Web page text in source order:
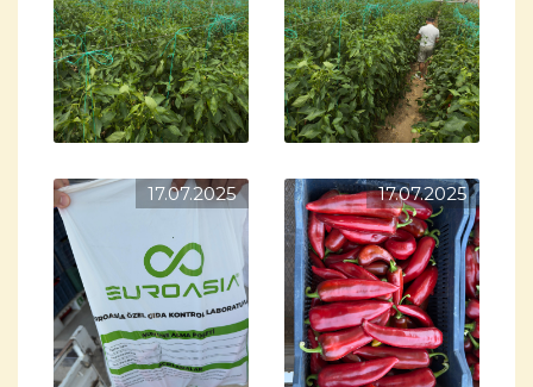
17.07.2025 17.07.2025